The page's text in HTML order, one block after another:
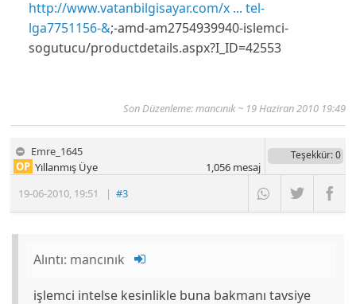
http://www.vatanbilgisayar.com/x ... tel-
lga7751156-&;-amd-am2754939940-islemci-
sogutucu/productdetails.aspx?I_ID=42553
Son Düzenleme: mancınık ~ 19 Haziran 2010 19:49
Emre_1645
19-06-2010, 19:51 |#3
OP Yıllanmış Üye
Teşekkür: 0
1,056mesaj
Alıntı: mancınık
işlemci intelse kesinlikle buna bakmanı tavsiye